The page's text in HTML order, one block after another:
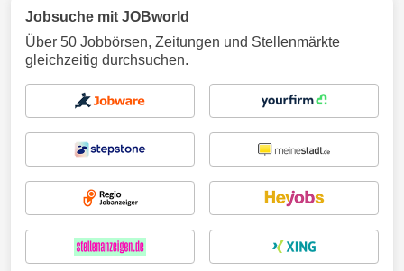
Jobsuche mit JOBworld
Über 50 Jobbörsen, Zeitungen und Stellenmärkte
gleichzeitig durchsuchen.